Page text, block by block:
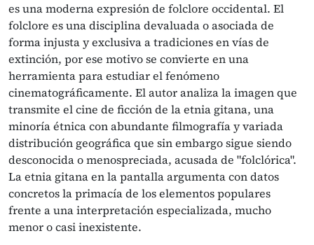
es una moderna expresión de folclore occidental. El
folclore es una disciplina devaluada o asociada de
forma injusta y exclusiva a tradiciones en vías de
extinción, por ese motivo se convierte en una
herramienta para estudiar el fenómeno
cinematográficamente. El autor analiza la imagen que
transmite el cine de ficción de la etnia gitana, una
minoría étnica con abundante filmografía y variada
distribución geográfica que sin embargo sigue siendo
desconocida o menospreciada, acusada de "folclórica".
La etnia gitana en la pantalla argumenta con datos
concretos la primacía de los elementos populares
frente a una interpretación especializada, mucho
menor o casi inexistente.